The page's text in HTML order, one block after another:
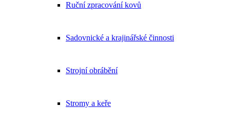
Ruční zpracování kovů
Sadovnické a krajinářské činnosti
Strojní obrábění
Stromy a keře